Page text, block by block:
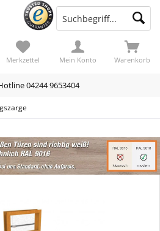
04244 9653404
Warenkorb
Merkzettel Mein Konto